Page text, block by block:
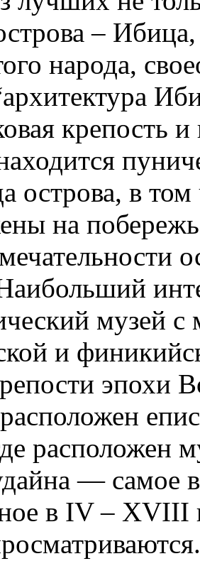
–
народа,
крепость
острова, в
на
музей
и
эпохи
расположен
— самое
в IV –